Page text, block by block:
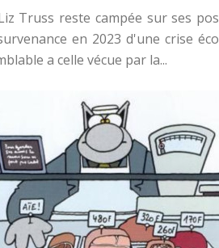
Truss reste campée sur ses
en 2023 d'une crise
a celle vécue par la...